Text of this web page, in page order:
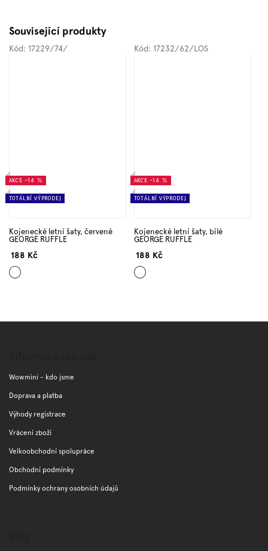
Související produkty
AKCE –14 %
TOTÁLNÍ VÝPRODEJ
Kojenecké letní šaty, červené
GEORGE RUFFLE
188 Kč
Červená
Kód: 17229/74/
AKCE –14 %
TOTÁLNÍ VÝPRODEJ
Kojenecké letní šaty, bílé
GEORGE RUFFLE
188 Kč
Bílá
Kód: 17232/62/LOS
Wowmini - kdo jsme
Doprava a platba
Výhody registrace
Vrácení zboží
Velkoobchodní spolupráce
Obchodní podmínky
Podmínky ochrany osobních údajů